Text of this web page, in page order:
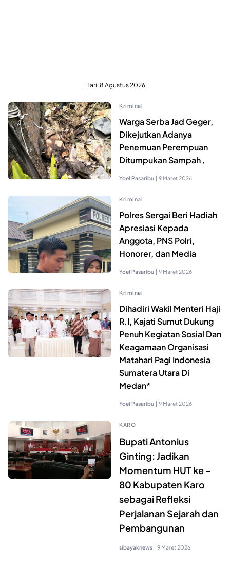
Hari:8 Agustus 2026
Kriminal
Warga Serba Jad Geger,
Dikejutkan Adanya
Penemuan Perempuan
Ditumpukan Sampah ,
Yoel Pasaribu | 9 Maret 2026
Kriminal
Polres Sergai Beri Hadiah
Apresiasi Kepada
Anggota, PNS Polri,
Honorer, dan Media
Yoel Pasaribu | 9 Maret 2026
Kriminal
Dihadiri Wakil Menteri Haji
R.I, Kajati Sumut Dukung
Penuh Kegiatan Sosial Dan
Keagamaan Organisasi
Matahari Pagi Indonesia
Sumatera Utara Di
Medan*
Yoel Pasaribu | 9 Maret 2026
KARO
Bupati Antonius
Ginting: Jadikan
Momentum HUT ke –
80 Kabupaten Karo
sebagai Refleksi
Perjalanan Sejarah dan
Pembangunan
sibayaknews | 9 Maret 2026